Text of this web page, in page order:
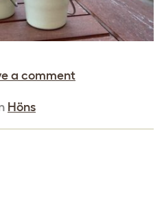
a comment
Höns